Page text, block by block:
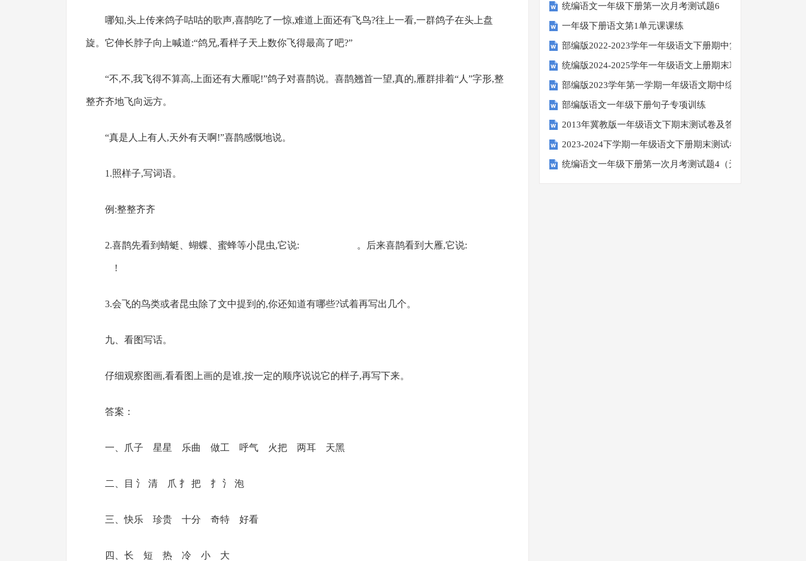
哪知,头上传来鸽子咕咕的歌声,喜鹊吃了一惊,难道上面还有飞鸟?往上一看,一群鸽子在头上盘
旋。它伸长脖子向上喊道:“鸽兄,看样子天上数你飞得最高了吧?”
“不,不,我飞得不算高,上面还有大雁呢!”鸽子对喜鹊说。喜鹊翘首一望,真的,雁群排着“人”字形,整
整齐齐地飞向远方。
“真是人上有人,天外有天啊!”喜鹊感慨地说。
1.照样子,写词语。
例:整整齐齐
2.喜鹊先看到蜻蜓、蝴蝶、蜜蜂等小昆虫,它说: 。后来喜鹊看到大雁,它说:
!
3.会飞的鸟类或者昆虫除了文中提到的,你还知道有哪些?试着再写出几个。
九、看图写话。
仔细观察图画,看看图上画的是谁,按一定的顺序说说它的样子,再写下来。
答案：
一、爪子 星星 乐曲 做工 呼气 火把 两耳 天黑
二、目 氵 清 爪 扌 把 扌 氵 泡
三、快乐 珍贵 十分 奇特 好看
四、长 短 热 冷 小 大
统编语文一年级下册第一次月考测试题6
一年级下册语文第1单元课课练
部编版2022-2023学年一年级语文下册期中复习卷
统编版2024-2025学年一年级语文上册期末巩固测试卷
部编版2023学年第一学期一年级语文期中综合试卷
部编版语文一年级下册句子专项训练
2013年冀教版一年级语文下期末测试卷及答案
2023-2024下学期一年级语文下册期末测试卷
统编语文一年级下册第一次月考测试题4（无答案）